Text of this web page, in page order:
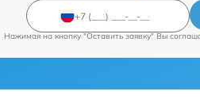
Нажимая на кнопку "Оставить заявку" Вы